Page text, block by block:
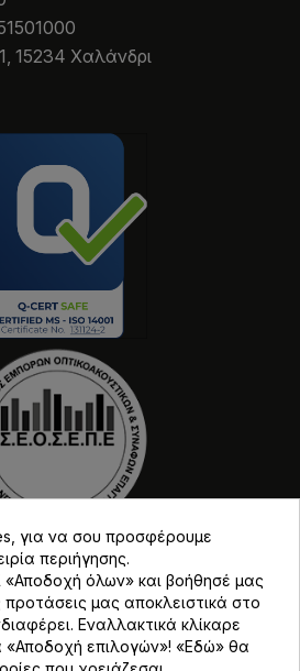
15234 Χαλάνδρι
για να σου προσφέρουμε
περιήγησης.
«Αποδοχή όλων» και βοήθησέ μας
μας αποκλειστικά στο
Εναλλακτικά κλίκαρε
επιλογών»! «Εδώ» θα